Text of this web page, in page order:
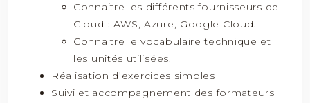
Connaitre les différents fournisseurs de
Cloud : AWS, Azure, Google Cloud.
Connaitre le vocabulaire technique et
les unités utilisées.
Réalisation d’exercices simples
Suivi et accompagnement des formateurs